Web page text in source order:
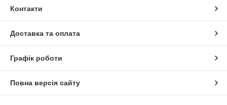
Контакти
Доставка та оплата
Графік роботи
Повна версія сайту